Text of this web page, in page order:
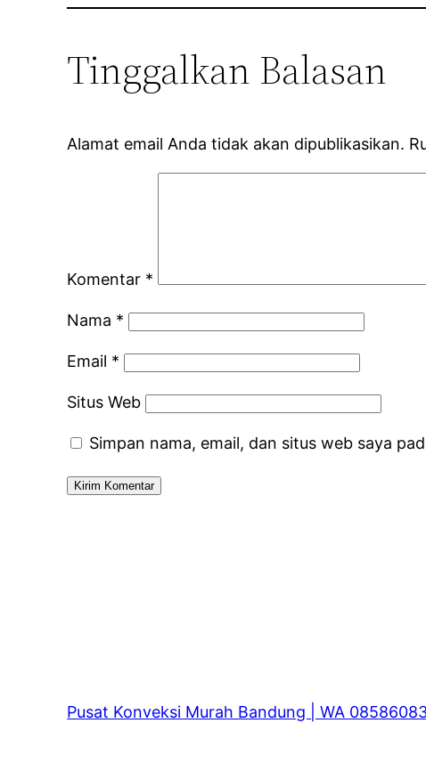
Tinggalkan Balasan
Alamat email Anda tidak akan dipublikasikan.
Komentar *
Nama *
Email *
Situs Web
Simpan nama, email, dan situs web saya
Pusat Konveksi Murah Bandung | WA